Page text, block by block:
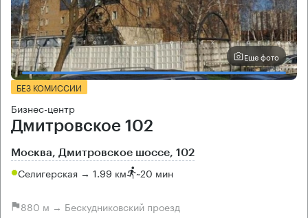
Еще фото
БЕЗ КОМИССИИ
Бизнес-центр
Дмитровское 102
Москва, Дмитровское шоссе, 102
Селигерская → 1.99 км ~20 мин
880 м → Бескудниковский проезд